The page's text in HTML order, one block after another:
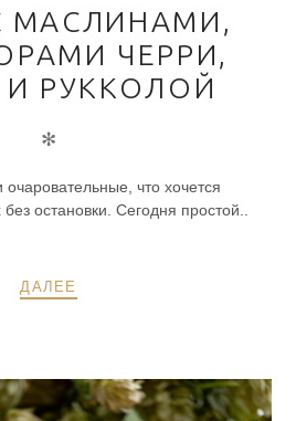
МАСЛИНАМИ,
ЧЕРРИ,
РУККОЛОЙ
✻
что хочется
остановки. Сегодня простой..
ДАЛЕЕ